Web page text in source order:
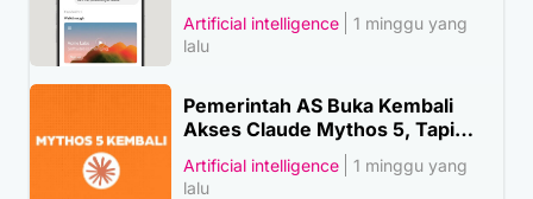
Artificial intelligence
1 minggu yang
lalu
Pemerintah AS Buka Kembali
Akses Claude Mythos 5, Tapi…
Artificial intelligence
1 minggu yang
lalu